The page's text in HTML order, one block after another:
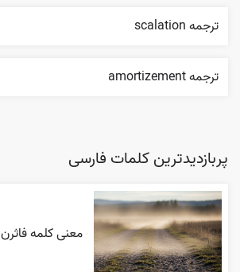
ترجمه scalation
ترجمه amortizement
پربازدیدترین کلمات فارسی
معنی کلمه فاثرن